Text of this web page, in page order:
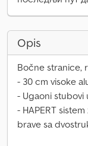
Opis
Bočne stranice,
- 30 cm visoke
- Ugaoni stubovi
- HAPERT
brave sa